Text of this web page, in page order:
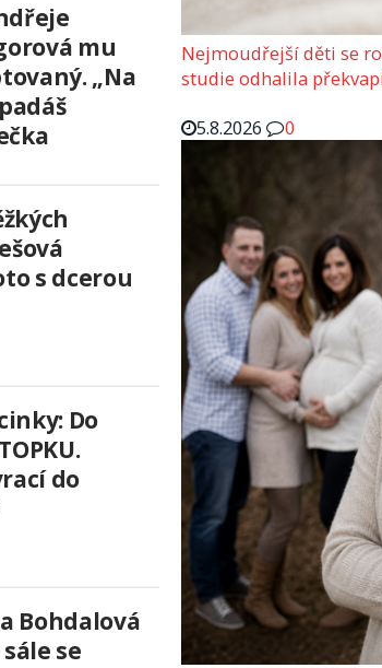
mu
„Na
s dcerou
Do
do
Bohdalová
se
Nejmoudřejší děti se
studie odhalila
5.8.2026
0